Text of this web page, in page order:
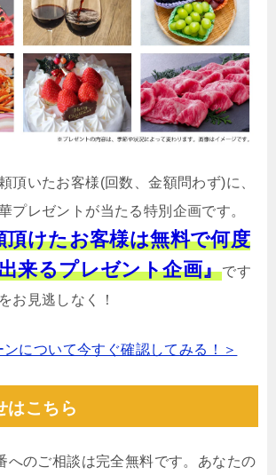
頂いたお客様(回数、金額問わず)に、
プレゼントが当たる特別企画です。
頂けたお客様は無料で何度
来るプレゼント企画』です
お見逃しなく！
ンについて今すぐ確認してみる！＞
はこちら
へのご相談は完全無料です。あなたの